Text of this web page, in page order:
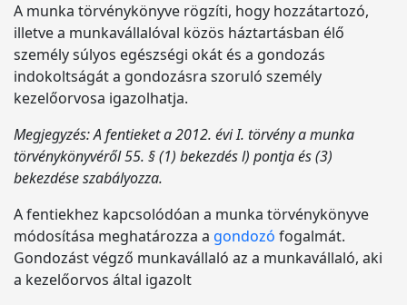
A munka törvénykönyve rögzíti, hogy hozzátartozó,
illetve a munkavállalóval közös háztartásban élő
személy súlyos egészségi okát és a gondozás
indokoltságát a gondozásra szoruló személy
kezelőorvosa igazolhatja.
Megjegyzés: A fentieket a 2012. évi I. törvény a munka
törvénykönyvéről 55. § (1) bekezdés l) pontja és (3)
bekezdése szabályozza.
A fentiekhez kapcsolódóan a munka törvénykönyve
módosítása meghatározza a gondozó fogalmát.
Gondozást végző munkavállaló az a munkavállaló, aki
a kezelőorvos által igazolt